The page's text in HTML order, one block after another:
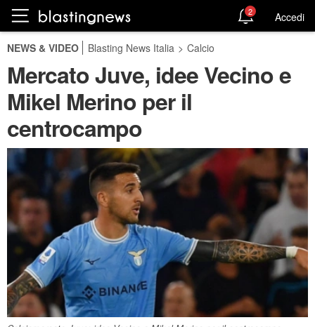
2 Accedi
NEWS & VIDEO Blasting News Italia > Calcio
Mercato Juve, idee Vecino e
Mikel Merino per il
centrocampo